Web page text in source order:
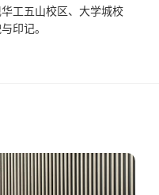
工五山校区、大学城校
印记。